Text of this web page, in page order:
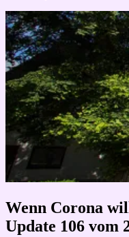
Wenn Corona
Update 106 vom